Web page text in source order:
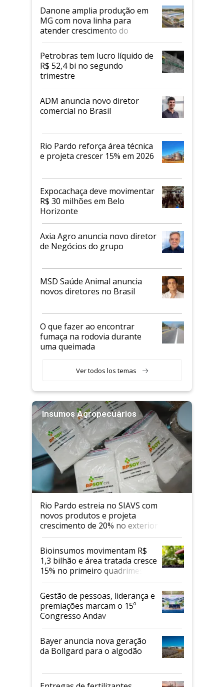
Danone amplia produção em
MG com nova linha para
atender crescimento do
mercado de alimentos
proteicos
Petrobras tem lucro líquido de
R$ 52,4 bi no segundo
trimestre
ADM anuncia novo diretor
comercial no Brasil
Rio Pardo reforça área técnica
e projeta crescer 15% em 2026
Expocachaça deve movimentar
R$ 30 milhões em Belo
Horizonte
Axia Agro anuncia novo diretor
de Negócios do grupo
MSD Saúde Animal anuncia
novos diretores no Brasil
O que fazer ao encontrar
fumaça na rodovia durante
uma queimada
Ver todos los temas
Insumos Agropecuários
Rio Pardo estreia no SIAVS com
novos produtos e projeta
crescimento de 20% no exterior
Bioinsumos movimentam R$
1,3 bilhão e área tratada cresce
15% no primeiro quadrimestre
de 2026
Gestão de pessoas, liderança e
premiações marcam o 15º
Congresso Andav
Bayer anuncia nova geração
da Bollgard para o algodão